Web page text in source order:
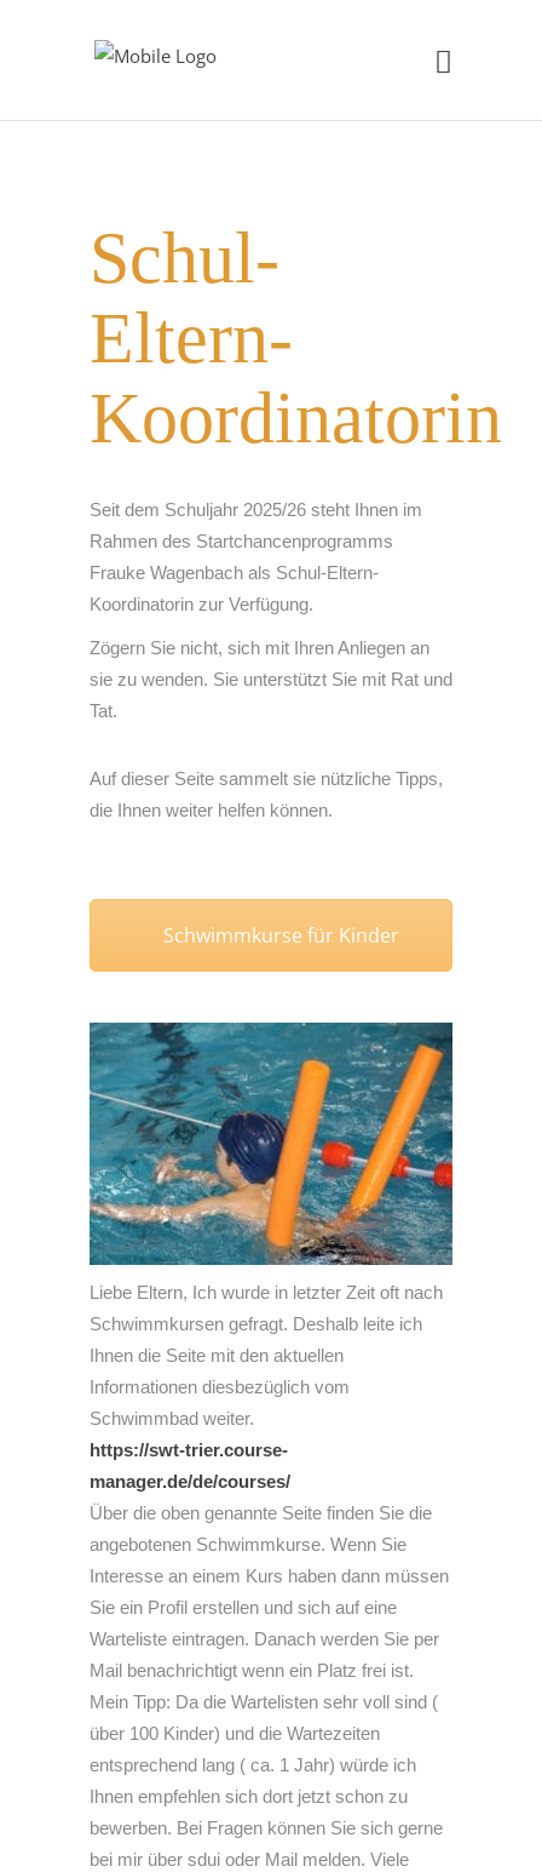
Schul-
Eltern-
Koordinatorin
Seit dem Schuljahr 2025/26 steht Ihnen im
Rahmen des Startchancenprogramms
Frauke Wagenbach als Schul-Eltern-
Koordinatorin zur Verfügung.
Zögern Sie nicht, sich mit Ihren Anliegen an
sie zu wenden. Sie unterstützt Sie mit Rat und
Tat.
Auf dieser Seite sammelt sie nützliche Tipps,
die Ihnen weiter helfen können.
Schwimmkurse für Kinder
Liebe Eltern, Ich wurde in letzter Zeit oft nach
Schwimmkursen gefragt. Deshalb leite ich
Ihnen die Seite mit den aktuellen
Informationen diesbezüglich vom
Schwimmbad weiter.
https://swt-trier.course-
manager.de/de/courses/
Über die oben genannte Seite finden Sie die
angebotenen Schwimmkurse. Wenn Sie
Interesse an einem Kurs haben dann müssen
Sie ein Profil erstellen und sich auf eine
Warteliste eintragen. Danach werden Sie per
Mail benachrichtigt wenn ein Platz frei ist.
Mein Tipp: Da die Wartelisten sehr voll sind (
über 100 Kinder) und die Wartezeiten
entsprechend lang ( ca. 1 Jahr) würde ich
Ihnen empfehlen sich dort jetzt schon zu
bewerben. Bei Fragen können Sie sich gerne
bei mir über sdui oder Mail melden. Viele